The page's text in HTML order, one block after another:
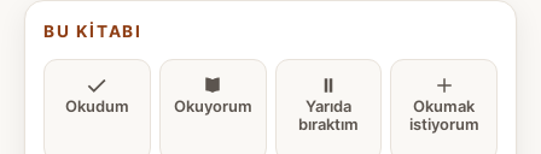
BU KITABI
Okudum Okuyorum
Yarıda
bıraktım
Okumak
istiyorum